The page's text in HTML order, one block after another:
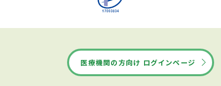
医療機関の方向け ログインページ